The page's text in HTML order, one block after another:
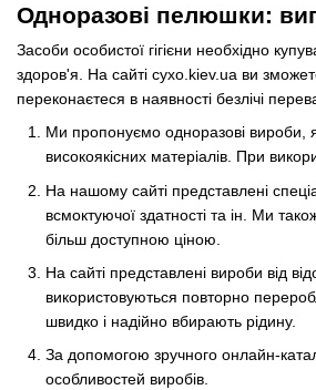
Одноразові пелюшки:
Засоби особистої гігієни необхідно
здоров'я. На сайті cyxo.kiev.ua ви
переконаєтеся в наявності безлічі
Ми пропонуємо одноразові вироби,
високоякісних матеріалів. При
На нашому сайті представлені
всмоктуючої здатності та ін. Ми
більш доступною ціною.
На сайті представлені вироби від
використовуються повторно
швидко і надійно вбирають рідину.
За допомогою зручного онлайн-
особливостей виробів.